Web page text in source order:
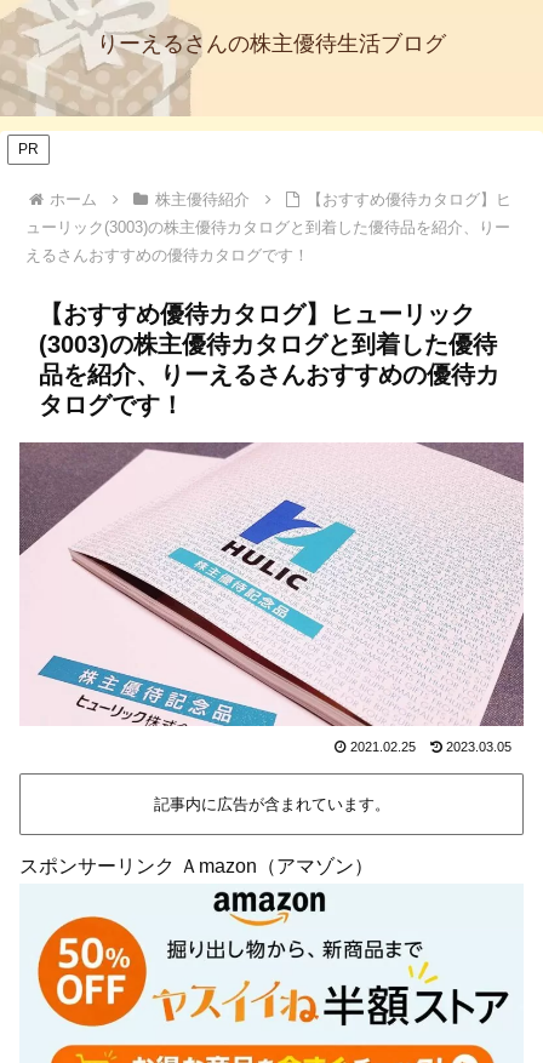
りーえるさんの株主優待生活ブログ
PR
ホーム 株主優待紹介
【おすすめ優待カタログ】ヒ
ューリック(3003)の株主優待カタログと到着した優待品を紹介、りー
えるさんおすすめの優待カタログです！
【おすすめ優待カタログ】ヒューリック
(3003)の株主優待カタログと到着した優待
品を紹介、りーえるさんおすすめの優待カ
タログです！
2021.02.25 2023.03.05
記事内に広告が含まれています。
スポンサーリンク Ａmazon（アマゾン）